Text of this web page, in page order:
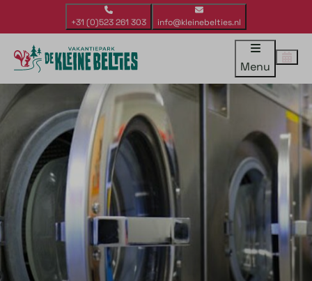
+31 (0)523 261 303 info@kleinebelties.nl
Menu